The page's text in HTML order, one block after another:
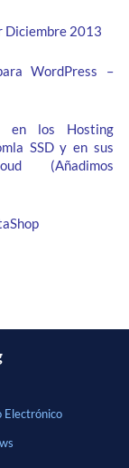
Diciembre 2013
WordPress –
en los Hosting
SSD y en sus
(Añadimos
Electrónico